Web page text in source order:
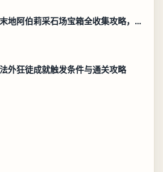
明日方舟终末地阿伯莉采石场宝箱全收集攻略，全点位分布图与路线
外狂徒成就触发条件与通关攻略